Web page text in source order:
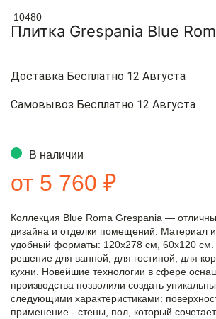
10480
Плитка Grespania Blue
Доставка Бесплатно 12 Августа
Самовывоз Бесплатно 12 Августа
В наличии
от 5 760 ₽
Коллекция Blue Roma Grespania —
дизайна и отделки помещений. Материал
удобный форматы: 120x278 см, 60x120 см.
решение для ванной, для гостиной, для
кухни. Новейшие технологии в сфере
производства позволили создать
следующими характеристиками:
применение - стены, пол, который